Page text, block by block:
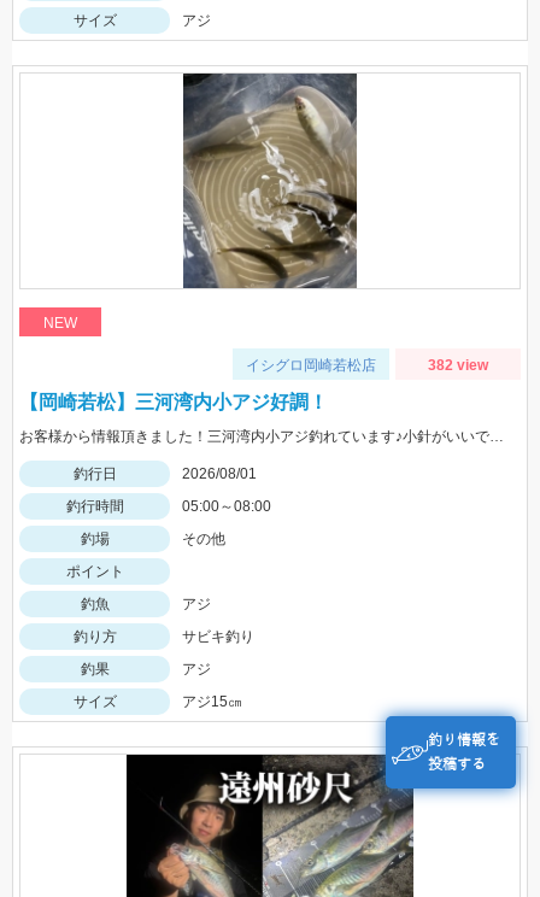
釣り情報を
投稿する
サイズ
アジ
NEW
イシグロ岡崎若松店 382 view
【岡崎若松】三河湾内小アジ好調！
釣行日
2026/08/01
釣行時間
05:00～08:00
釣場
その他
ポイント
釣魚
アジ
釣り方
サビキ釣り
釣果
アジ
サイズ
アジ15㎝